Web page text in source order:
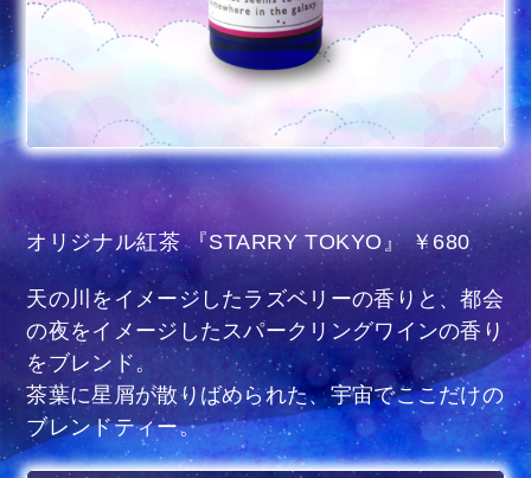
オリジナル紅茶 『STARRY TOKYO』 ￥680
天の川をイメージしたラズベリーの香りと、都会
の夜をイメージしたスパークリングワインの香り
をブレンド。
茶葉に星屑が散りばめられた、宇宙でここだけの
ブレンドティー。